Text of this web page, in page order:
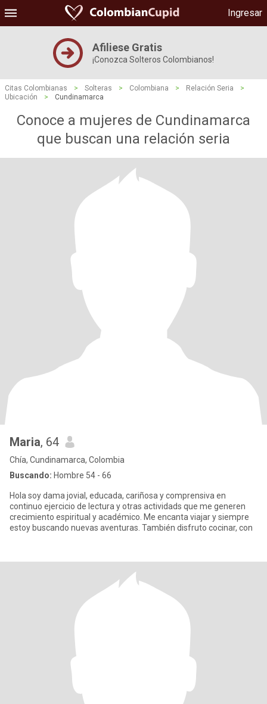
Ingresar
Afiliese Gratis
¡Conozca Solteros Colombianos!
Citas Colombianas > Solteras > Colombiana > Relación Seria
>
Ubicación
> Cundinamarca
Conoce a mujeres de Cundinamarca
que buscan una relación seria
Maria, 64
Chía, Cundinamarca, Colombia
Buscando: Hombre 54 - 66
Hola soy dama jovial, educada, cariñosa y comprensiva en
continuo ejercicio de lectura y otras actividads que me generen
crecimiento espiritual y académico. Me encanta viajar y siempre
estoy buscando nuevas aventuras. También disfruto cocinar, con